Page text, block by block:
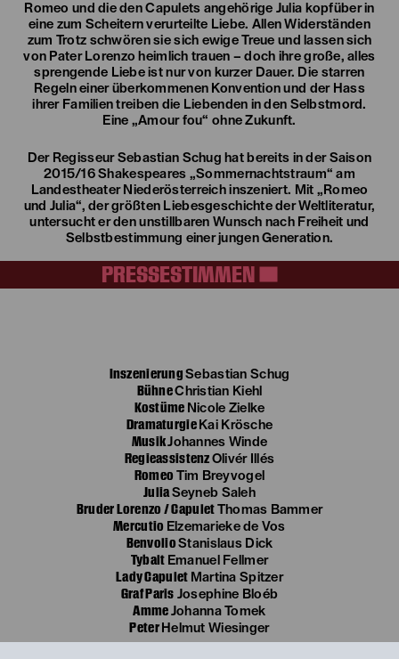
Romeo und die den Capulets angehörige Julia kopfüber in
eine zum Scheitern verurteilte Liebe. Allen Widerständen
zum Trotz schwören sie sich ewige Treue und lassen sich
von Pater Lorenzo heimlich trauen – doch ihre große, alles
sprengende Liebe ist nur von kurzer Dauer. Die starren
Regeln einer überkommenen Konvention und der Hass
ihrer Familien treiben die Liebenden in den Selbstmord.
Eine „Amour fou“ ohne Zukunft.
Der Regisseur Sebastian Schug hat bereits in der Saison
2015/16 Shakespeares „Sommernachtstraum“ am
Landestheater Niederösterreich inszeniert. Mit „Romeo
und Julia“, der größten Liebesgeschichte der Weltliteratur,
untersucht er den unstillbaren Wunsch nach Freiheit und
Selbstbestimmung einer jungen Generation.
PRESSESTIMMEN
InszenierungSebastian Schug
BühneChristian Kiehl
Kostüme Nicole Zielke
Dramaturgie Kai Krösche
MusikJohannes Winde
Regieassistenz Olivér Illés
Romeo Tim Breyvogel
Julia Seyneb Saleh
Bruder Lorenzo / Capulet Thomas Bammer
Mercutio Elzemarieke de Vos
BenvolioStanislaus Dick
Tybalt Emanuel Fellmer
Lady Capulet Martina Spitzer
Graf Paris Josephine Bloéb
Amme Johanna Tomek
Peter Helmut Wiesinger